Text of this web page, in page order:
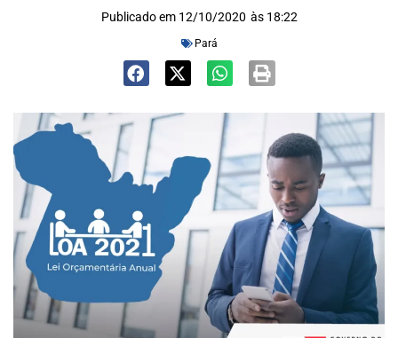
Publicado em 12/10/2020 às 18:22
Pará